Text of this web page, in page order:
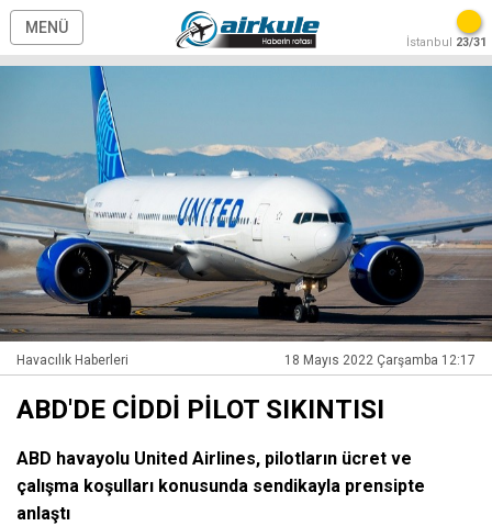
MENÜ
İstanbul 23/31
Havacılık Haberleri 18 Mayıs 2022 Çarşamba 12:17
ABD'DE CİDDİ PİLOT SIKINTISI
ABD havayolu United Airlines, pilotların ücret ve
çalışma koşulları konusunda sendikayla prensipte
anlaştı